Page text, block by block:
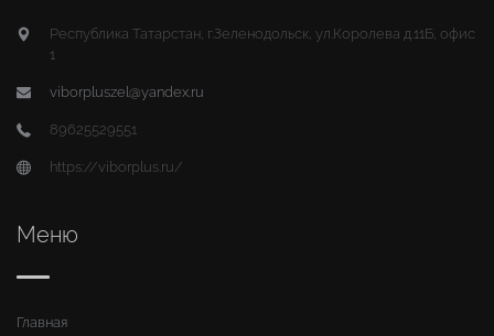
Республика Татарстан, г.Зеленодольск, ул.Королева д.11Б, офис
1
viborpluszel@yandex.ru
89625529551
https://viborplus.ru/
Меню
Главная